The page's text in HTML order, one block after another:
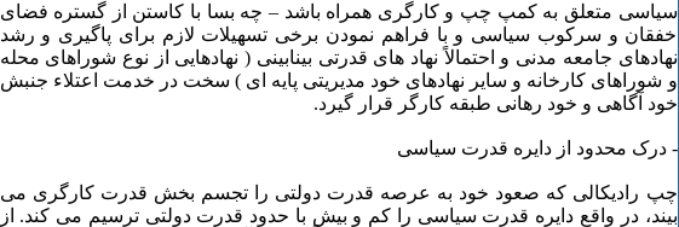
سیاسی متعلق به کمپ چپ و کارگری همراه باشد – چه بسا با کاستن از گستره فضای
خفقان و سرکوب سیاسی و با فراهم نمودن برخی تسهیلات لازم برای پاگیری و رشد
نهادهای جامعه مدنی و احتمالاً نهاد های قدرتی بینابینی ( نهادهایی از نوع شوراهای محله
و شوراهای کارخانه و سایر نهادهای خود مدیریتی پایه ای ) سخت در خدمت اعتلاء جنبش
خود آگاهی و خود رهانی طبقه کارگر قرار گیرد.
- درک محدود از دایره قدرت سیاسی
چپ رادیکالی که صعود خود به عرصه قدرت دولتی را تجسم بخش قدرت کارگری می
بیند، در واقع دایره قدرت سیاسی را کم و بیش با حدود قدرت دولتی ترسیم می کند. از